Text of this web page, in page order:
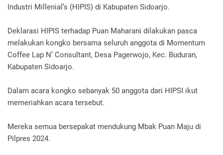
Industri Millenial’s (HIPIS) di Kabupaten Sidoarjo.
Deklarasi HIPIS terhadap Puan Maharani dilakukan pasca
melakukan kongko bersama seluruh anggota di Momentum
Coffee Lap N’ Consultant, Desa Pagerwojo, Kec. Buduran,
Kabupaten Sidoarjo.
Dalam acara kongko sebanyak 50 anggota dari HIPSI ikut
memeriahkan acara tersebut.
Mereka semua bersepakat mendukung Mbak Puan Maju di
Pilpres 2024.